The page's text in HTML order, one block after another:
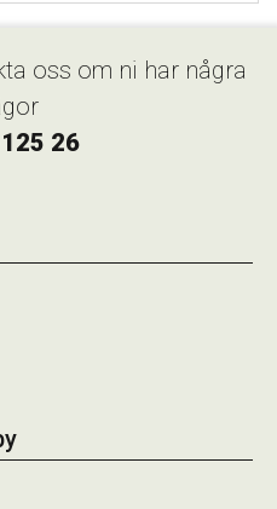
oss om ni har några
26